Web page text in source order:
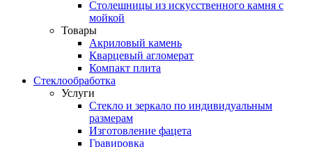
Столешницы из искусственного камня с
мойкой
Товары
Акриловый камень
Кварцевый агломерат
Компакт плита
Стеклообработка
Услуги
Стекло и зеркало по индивидуальным
размерам
Изготовление фацета
Гравировка